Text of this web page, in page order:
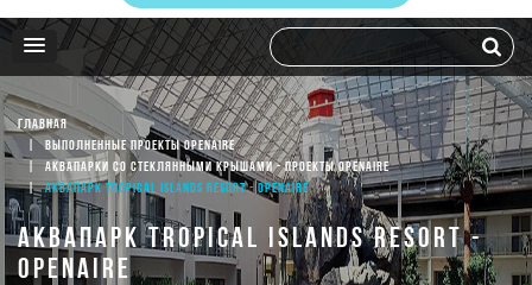
ГЛАВНАЯ
ВЫПОЛНЕННЫЕ ПРОЕКТЫ OPENAIRE
АКВАПАРКИ СО СТЕКЛЯННЫМИ КРЫШАМИ - ПРОЕКТЫ OPENAIRE
АКВАПАРК TROPICAL ISLANDS RESORT - OPENAIRE
АКВАПАРК TROPICAL ISLANDS RESORT -
OPENAIRE